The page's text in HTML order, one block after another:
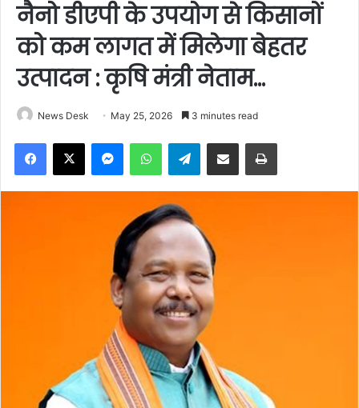
नैनो डीएपी के उपयोग से किसानों
को कम लागत में मिलेगा बेहतर
उत्पादन : कृषि मंत्री नेताम…
News Desk May 25, 2026 3 minutes read
Facebook
X MessengerWhatsAppTelegramShare via Email Print